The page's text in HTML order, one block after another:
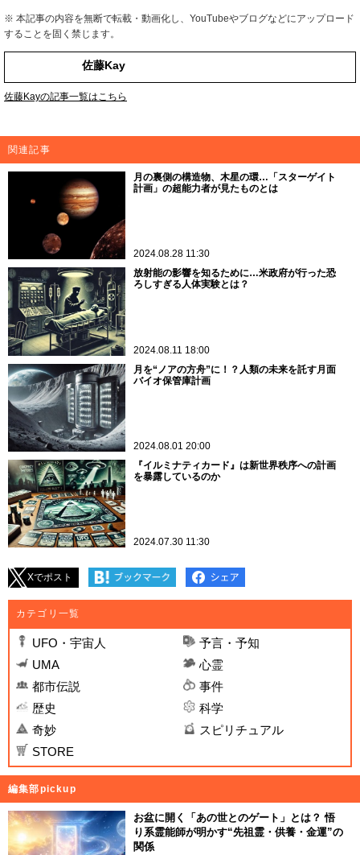
※ 本記事の内容を無断で転載・動画化し、YouTubeやブログなどにアップロード
することを固く禁じます。
佐藤Kay
佐藤Kayの記事一覧はこちら
関連記事
月の裏側の構造物、木星の環…「スターゲイト
計画」の超能力者が見たものとは
2024.08.28 11:30
放射能の影響を知るために…米政府が行った恐
ろしすぎる人体実験とは？
2024.08.11 18:00
月を“ノアの方舟”に！？人類の未来を託す月面
バイオ保管庫計画
2024.08.01 20:00
『イルミナティカード』は新世界秩序への計画
を暴露しているのか
2024.07.30 11:30
Xでポスト
カテゴリ一覧
UFO・宇宙人
予言・予知
UMA
心霊
都市伝説
事件
歴史
科学
奇妙
スピリチュアル
STORE
編集部pickup
お盆に開く「あの世とのゲート」とは？ 悟
り系霊能師が明かす“先祖霊・供養・金運”の
関係